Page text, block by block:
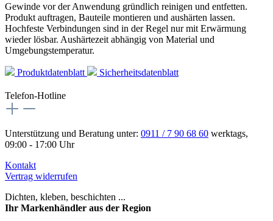
Gewinde vor der Anwendung gründlich reinigen und entfetten.
Produkt auftragen, Bauteile montieren und aushärten lassen.
Hochfeste Verbindungen sind in der Regel nur mit Erwärmung
wieder lösbar. Aushärtezeit abhängig von Material und
Umgebungstemperatur.
Produktdatenblatt Sicherheitsdatenblatt
Telefon-Hotline
Unterstützung und Beratung unter: 0911 / 7 90 68 60 werktags,
09:00 - 17:00 Uhr
Kontakt
Vertrag widerrufen
Dichten, kleben, beschichten ...
Ihr Markenhändler aus der Region